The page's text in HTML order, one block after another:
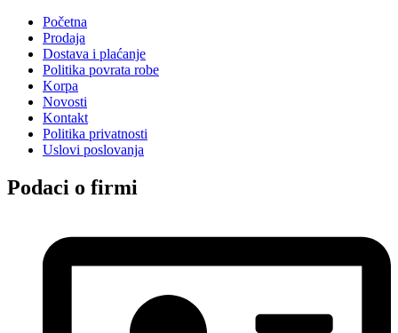
Početna
Prodaja
Dostava i plaćanje
Politika povrata robe
Korpa
Novosti
Kontakt
Politika privatnosti
Uslovi poslovanja
Podaci o firmi